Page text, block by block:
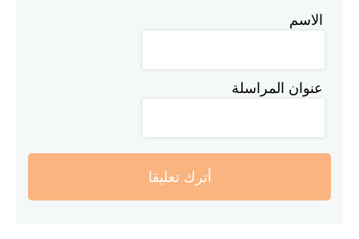
الاسم
عنوان المراسلة
أترك تعليقا